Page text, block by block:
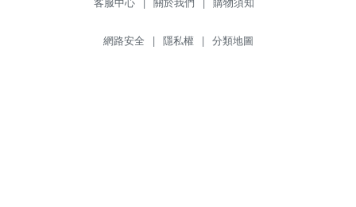
網路安全 | 隱私權 | 分類地圖